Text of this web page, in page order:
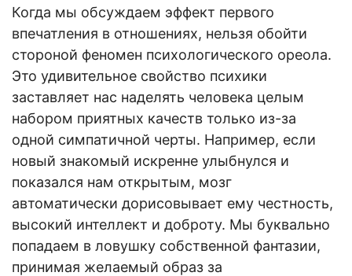
Когда мы обсуждаем эффект первого
впечатления в отношениях, нельзя обойти
стороной феномен психологического ореола.
Это удивительное свойство психики
заставляет нас наделять человека целым
набором приятных качеств только из-за
одной симпатичной черты. Например, если
новый знакомый искренне улыбнулся и
показался нам открытым, мозг
автоматически дорисовывает ему честность,
высокий интеллект и доброту. Мы буквально
попадаем в ловушку собственной фантазии,
принимая желаемый образ за